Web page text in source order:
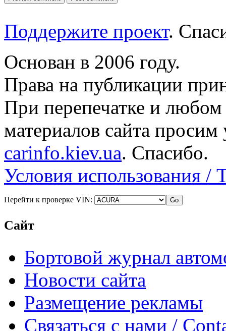
Поддержите проект.
Основан в 2006 году.
Права на публикации
При перепечатке и
материалов сайта просим
carinfo.kiev.ua. Спасибо.
Условия использования /
Перейти к проверке VIN:
Сайт
Бортовой журнал
Новости сайта
Размещение рекламы
Связаться с нами /